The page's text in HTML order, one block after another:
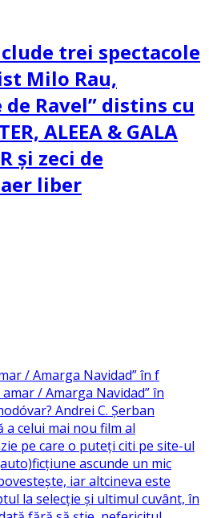
trei spectacole
Milo Rau,
de Ravel” distins cu
ALEEA & GALA
și zeci de
liber
/ Amarga Navidad” în f